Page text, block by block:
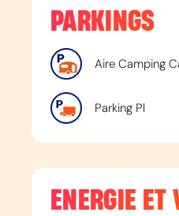
PARKINGS
Aire Camping
Parking Pl
ENERGIE